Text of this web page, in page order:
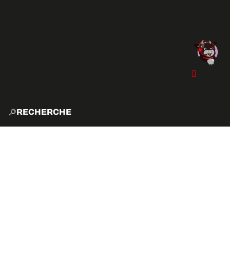
RECHERCHE